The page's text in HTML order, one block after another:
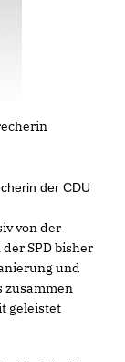
der CDU
von der
SPD bisher
und
zusammen
geleistet